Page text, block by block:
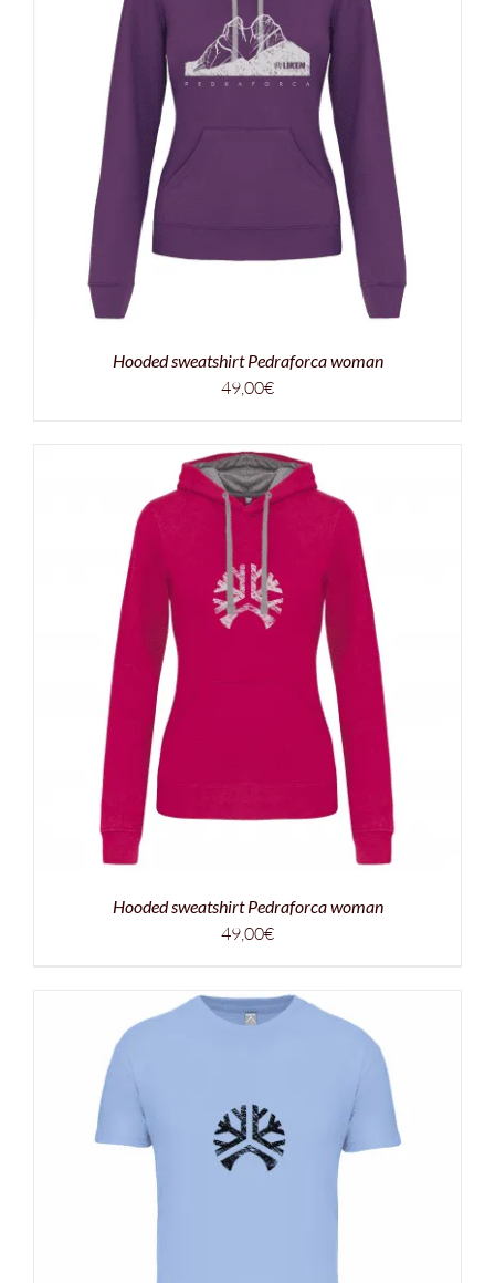
Hooded sweatshirt Pedraforca woman
49,00€
Hooded sweatshirt Pedraforca woman
49,00€